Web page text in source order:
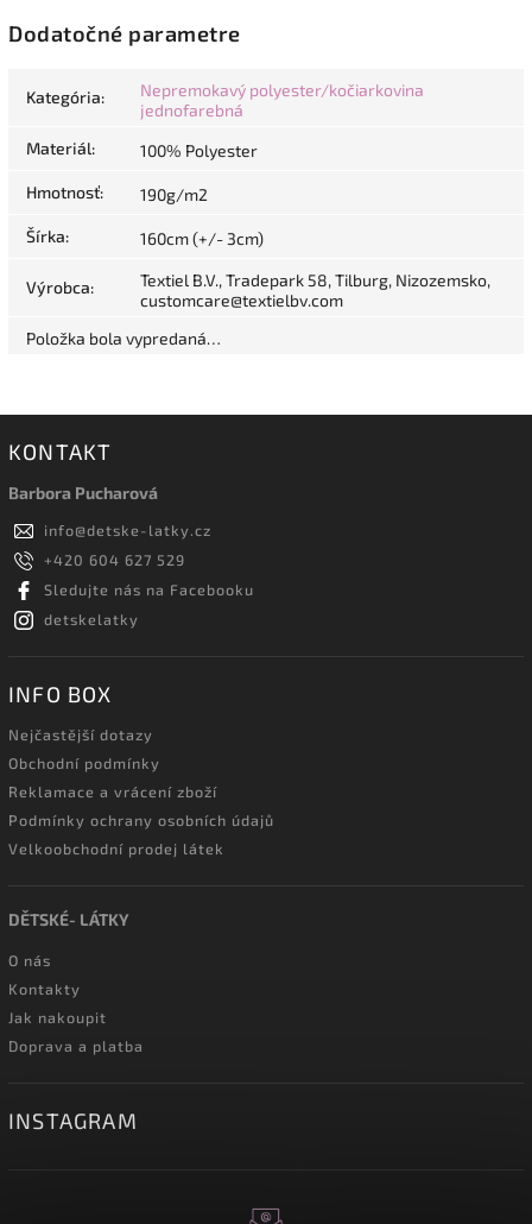
Dodatočné parametre
Kategória:
Nepremokavý polyester/kočiarkovina
jednofarebná
Materiál: 100% Polyester
Hmotnosť: 190g/m2
Šírka: 160cm (+/- 3cm)
Výrobca:
Textiel B.V., Tradepark 58, Tilburg, Nizozemsko,
customcare@textielbv.com
Položka bola vypredaná…
KONTAKT
Barbora Pucharová
info@detske-latky.cz
+420 604 627 529
Sledujte nás na Facebooku
detskelatky
INFO BOX
Nejčastější dotazy
Obchodní podmínky
Reklamace a vrácení zboží
Podmínky ochrany osobních údajů
Velkoobchodní prodej látek
DĚTSKÉ- LÁTKY
O nás
Kontakty
Jak nakoupit
Doprava a platba
INSTAGRAM